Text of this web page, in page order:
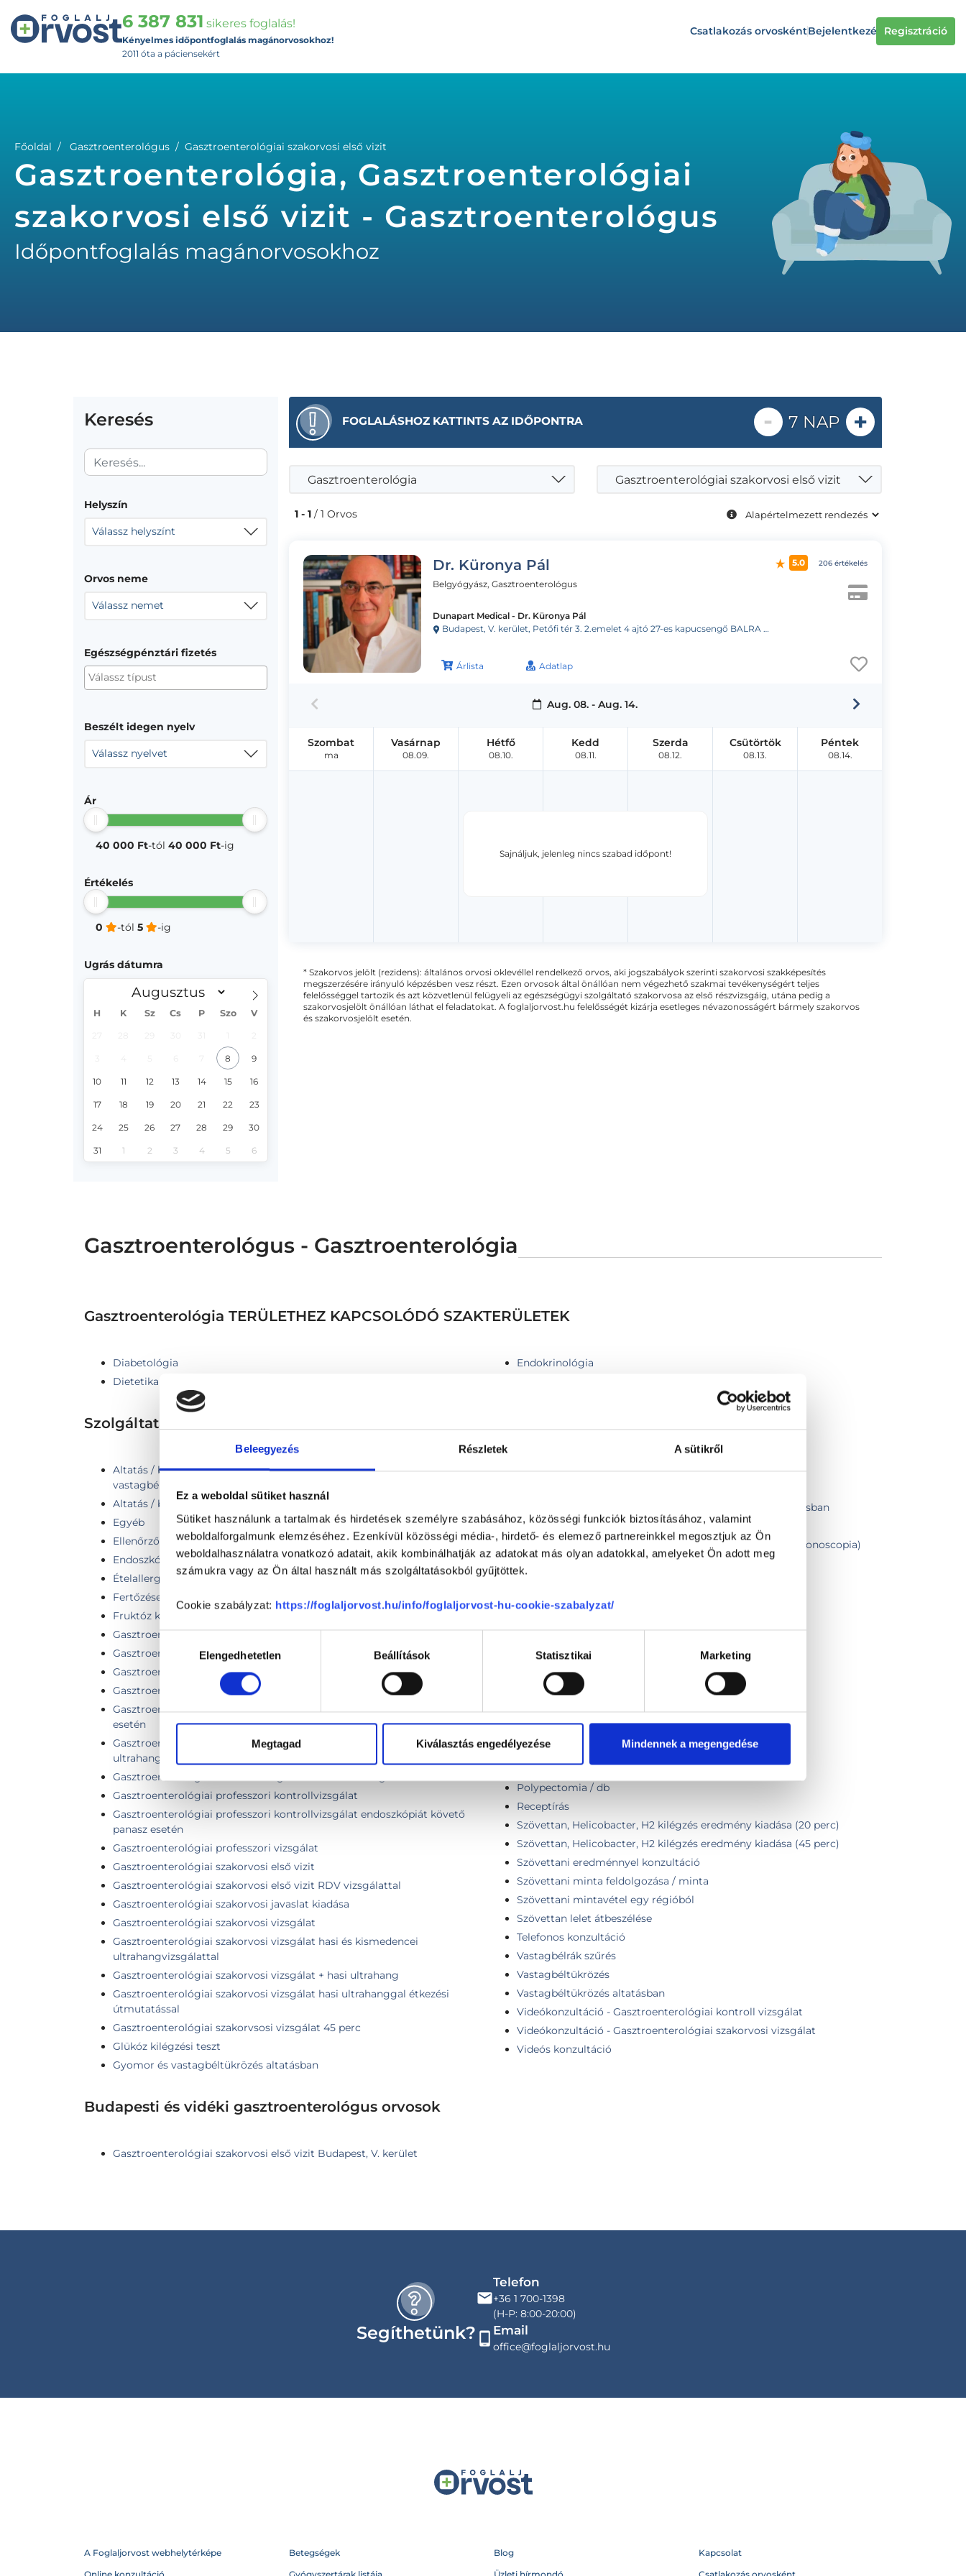
Beleegyezés Részletek A sütikről
Ez a weboldal sütiket használ
Sütiket használunk a tartalmak és hirdetések személyre szabásához, közösségi funkciók biztosításához, valamint
weboldalforgalmunk elemzéséhez. Ezenkívül közösségi média-, hirdető- és elemező partnereinkkel megosztjuk az Ön
weboldalhasználatra vonatkozó adatait, akik kombinálhatják az adatokat más olyan adatokkal, amelyeket Ön adott meg
számukra vagy az Ön által használt más szolgáltatásokból gyűjtöttek.
Cookie szabályzat: https://foglaljorvost.hu/info/foglaljorvost-hu-cookie-szabalyzat/
Hozzájárulás
kiválasztásaElengedhetetlen Beállítások Statisztikai Marketing
Megtagad Kiválasztás engedélyezése Mindennek a megengedése
6 387 831 sikeres foglalás!
Kényelmes időpontfoglalás magánorvosokhoz!
2011 óta a páciensekért
Csatlakozás orvoskéntBejelentkezés Regisztráció
Főoldal Gasztroenterológus Gasztroenterológiai szakorvosi első vizit
Gasztroenterológia, Gasztroenterológiai
szakorvosi első vizit - Gasztroenterológus
Időpontfoglalás magánorvosokhoz
Keresés
Helyszín
Válassz helyszínt
Orvos neme
Válassz nemet
Egészségpénztári fizetés
Beszélt idegen nyelv
Válassz nyelvet
Ár
40 000 Ft-tól 40 000 Ft-ig
Értékelés
0 -tól 5 -ig
Ugrás dátumra
H K Sz Cs P Szo V
8 9
10 11 12 13 14 15 16
17 18 19 20 21 22 23
24 25 26 27 28 29 30
31 1 2 3 4 5 6
FOGLALÁSHOZ KATTINTS AZ IDŐPONTRA - 7 NAP +
Gasztroenterológia Gasztroenterológiai szakorvosi első vizit
1 - 1 / 1 Orvos
Dr. Küronya Pál
Belgyógyász, Gasztroenterológus
Dunapart Medical - Dr. Küronya Pál
Budapest, V. kerület, Petőfi tér 3. 2.emelet 4 ajtó 27-es kapucsengő BALRA az “A”lépcsőház”
Árlista Adatlap
5.0 206 értékelés
Aug. 08. - Aug. 14.
Sajnáljuk, jelenleg nincs szabad időpont!
Szombat
ma
Vasárnap
08.09.
Hétfő
08.10.
Kedd
08.11.
Szerda
08.12.
Csütörtök
08.13.
Péntek
08.14.
* Szakorvos jelölt (rezidens): általános orvosi oklevéllel rendelkező orvos, aki jogszabályok szerinti szakorvosi szakképesítés
megszerzésére irányuló képzésben vesz részt. Ezen orvosok által önállóan nem végezhető szakmai tevékenységért teljes
felelősséggel tartozik és azt közvetlenül felügyeli az egészségügyi szolgáltató szakorvosa az első részvizsgáig, utána pedig a
szakorvosjelölt önállóan láthat el feladatokat. A foglaljorvost.hu felelősségét kizárja esetleges névazonosságért bármely szakorvos
és szakorvosjelölt esetén.
Gasztroenterológus - Gasztroenterológia
Gasztroenterológia TERÜLETHEZ KAPCSOLÓDÓ SZAKTERÜLETEK
Diabetológia
Dietetika
Endokrinológia
Szolgáltatások
Altatás / bódítás együlésben végzett gyomortükrözéshez és
vastagbéltükrözéshez
Altatás / bódítás gyomortükrözéshez vagy vastagbéltükrözéshez
Egyéb
Ellenőrző vizsgálat
Endoszkópia előtti szakorvosi vizsgálat
Ételallergiák és intoleranciák szűrés
Fertőzéses betegségek szűrése
Fruktóz kilégzési teszt
Gasztroenterológiai hasi és kismedencei ultrahang
Gasztroenterológiai kontroll ultrahanggal
Gasztroenterológiai kontroll ultrahang nélkül
Gasztroenterológiai kontroll vizsgálat
Gasztroenterológiai kontrollvizsgálat endoszkópiát követő panasz
esetén
Gasztroenterológiai kontrollvizsgálat hasi és kismedencei
ultrahangvizsgálattal
Gasztroenterológiai kontroll vizsgálat + hasi ultrahang
Gasztroenterológiai professzori kontrollvizsgálat
Gasztroenterológiai professzori kontrollvizsgálat endoszkópiát követő
panasz esetén
Gasztroenterológiai professzori vizsgálat
Gasztroenterológiai szakorvosi első vizit
Gasztroenterológiai szakorvosi első vizit RDV vizsgálattal
Gasztroenterológiai szakorvosi javaslat kiadása
Gasztroenterológiai szakorvosi vizsgálat
Gasztroenterológiai szakorvosi vizsgálat hasi és kismedencei
ultrahangvizsgálattal
Gasztroenterológiai szakorvosi vizsgálat + hasi ultrahang
Gasztroenterológiai szakorvosi vizsgálat hasi ultrahanggal étkezési
útmutatással
Gasztroenterológiai szakorvsosi vizsgálat 45 perc
Glükóz kilégzési teszt
Gyomor és vastagbéltükrözés altatásban
Gyomortükrözés
Gyomortükrözés egyszerhasználatos endoszkóppal altatásban
Gyomortükrözés egyszerhasználatos endoszkóppal - éber
Gyomortükrözés + vastagbéltükrözés (Gastroscopia + Colonoscopia)
Hasi nagyerek duplex UH vizsgálata
Hasnyálmirigy funkciós teszt
Heliprobe kilégzési teszt követő szakorvosi konzultáció
Hétvégi konzultáció (feláras)
Kapszulás endoszkópia
Konzultáció, általános vizsgálat
Laktulóz kilégzési teszt
Leletértékelés
Polypectomia / db
Receptírás
Szövettan, Helicobacter, H2 kilégzés eredmény kiadása (20 perc)
Szövettan, Helicobacter, H2 kilégzés eredmény kiadása (45 perc)
Szövettani eredménnyel konzultáció
Szövettani minta feldolgozása / minta
Szövettani mintavétel egy régióból
Szövettan lelet átbeszélése
Telefonos konzultáció
Vastagbélrák szűrés
Vastagbéltükrözés
Vastagbéltükrözés altatásban
Videókonzultáció - Gasztroenterológiai kontroll vizsgálat
Videókonzultáció - Gasztroenterológiai szakorvosi vizsgálat
Videós konzultáció
Budapesti és vidéki gasztroenterológus orvosok
Gasztroenterológiai szakorvosi első vizit Budapest, V. kerület
Segíthetünk?
Telefon
+36 1 700-1398
(H-P: 8:00-20:00)
Email
office@foglaljorvost.hu
A Foglaljorvost webhelytérképe
Betegségek
Blog
Kapcsolat